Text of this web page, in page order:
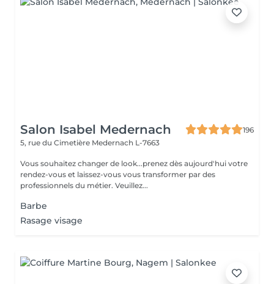
Salon Isabel Medernach
196
5, rue du Cimetière Medernach L-7663
Vous souhaitez changer de look...prenez dès aujourd'hui votre
rendez-vous et laissez-vous vous transformer par des
professionnels du métier. Veuillez...
Barbe
Rasage visage